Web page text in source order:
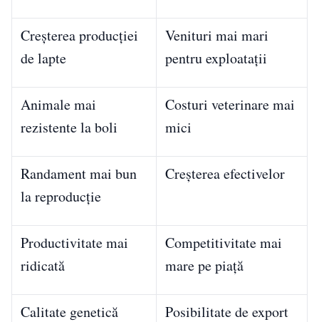
Creșterea producției
de lapte
Venituri mai mari
pentru exploatații
Animale mai
rezistente la boli
Costuri veterinare mai
mici
Randament mai bun
la reproducție
Creșterea efectivelor
Productivitate mai
ridicată
Competitivitate mai
mare pe piață
Calitate genetică
Posibilitate de export